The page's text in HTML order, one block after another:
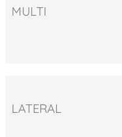
MULTI
LATERAL